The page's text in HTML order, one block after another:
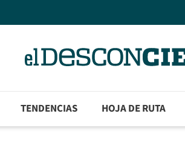
TENDENCIAS HOJA DE RUTA